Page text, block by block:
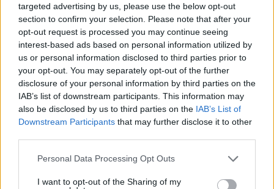
targeted advertising by us, please use the below opt-out
section to confirm your selection. Please note that after your
opt-out request is processed you may continue seeing
interest-based ads based on personal information utilized by
us or personal information disclosed to third parties prior to
your opt-out. You may separately opt-out of the further
disclosure of your personal information by third parties on the
IAB’s list of downstream participants. This information may
also be disclosed by us to third parties on the IAB’s List of
Downstream Participants that may further disclose it to other
Please note that this website/app uses one or more Google
not limited to your visit or usage behaviour. You may click to
Personal Data Processing Opt Outs
I want to opt-out of the Sharing of my